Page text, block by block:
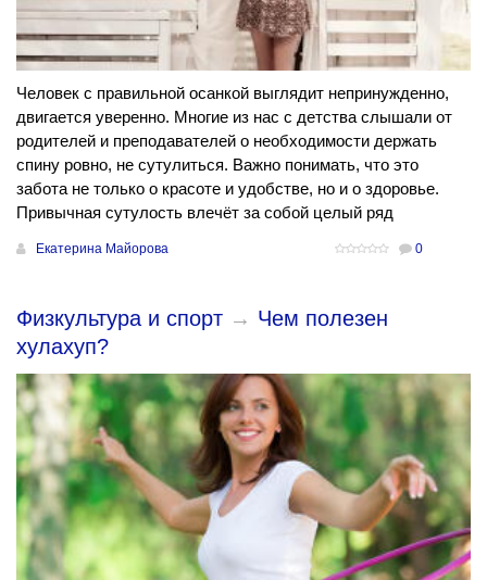
Человек с правильной осанкой выглядит непринужденно,
двигается уверенно. Многие из нас с детства слышали от
родителей и преподавателей о необходимости держать
спину ровно, не сутулиться. Важно понимать, что это
забота не только о красоте и удобстве, но и о здоровье.
Привычная сутулость влечёт за собой целый ряд
Екатерина Майорова 0
Физкультура и спорт → Чем полезен
хулахуп?